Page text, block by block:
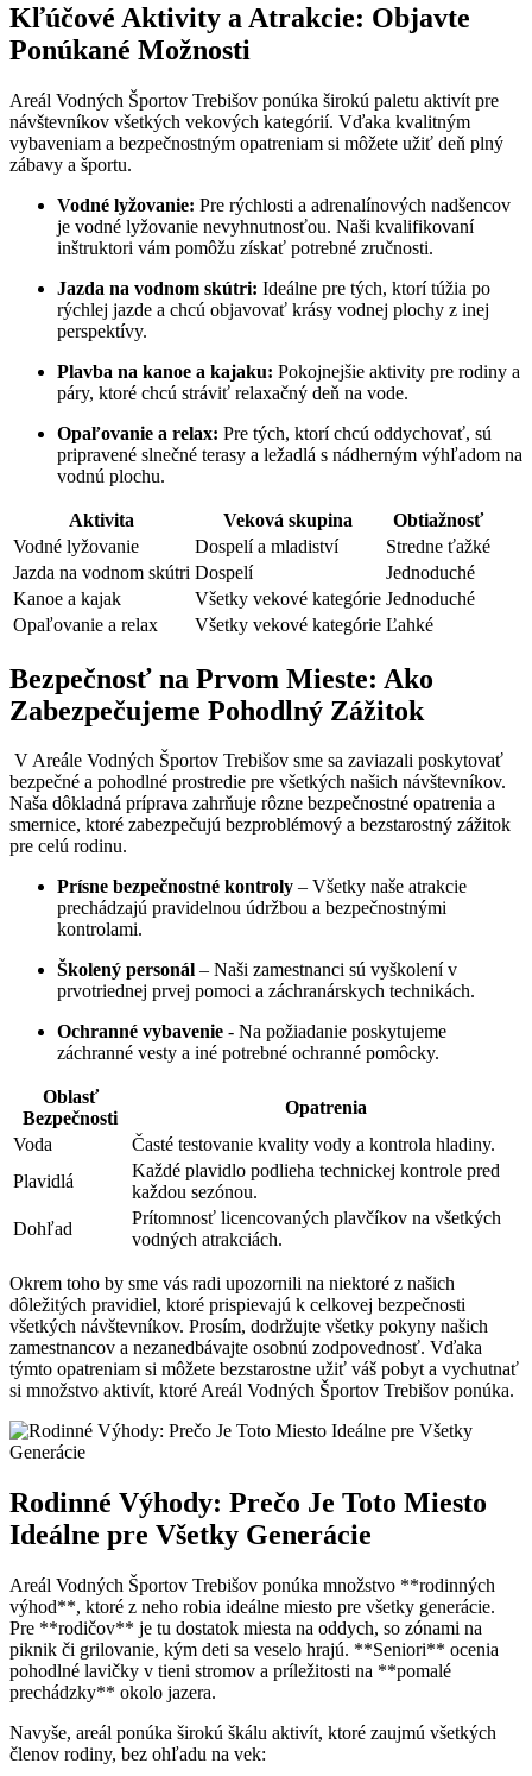
Kľúčové⁤ Aktivity a⁢ Atrakcie: Objavte
Ponúkané Možnosti
Areál Vodných Športov Trebišov ponúka širokú paletu aktivít pre
návštevníkov ⁣všetkých vekových kategórií. ​Vďaka⁣ kvalitným
vybaveniam a⁤ bezpečnostným opatreniam si môžete užiť deň plný
zábavy a športu.
Vodné lyžovanie: Pre rýchlosti a adrenalínových nadšencov
je vodné lyžovanie ‍nevyhnutnosťou. Naši kvalifikovaní
inštruktori vám ⁣pomôžu získať potrebné ⁤zručnosti.
Jazda na​ vodnom⁢ skútri: Ideálne pre tých, ktorí túžia po
rýchlej jazde a chcú objavovať krásy ⁣vodnej plochy z‌ inej​
perspektívy.
Plavba ⁢na kanoe a kajaku: Pokojnejšie aktivity pre rodiny a
páry, ktoré ‌chcú stráviť relaxačný ​deň na vode.
Opaľovanie ‍a relax: Pre tých, ktorí ​chcú oddychovať, sú
pripravené slnečné​ terasy a ležadlá s nádherným výhľadom na
vodnú plochu.
Aktivita Veková skupina
Obtiažnosť
Vodné⁣ lyžovanie
Dospelí a mladiství
Stredne ťažké
Jazda na vodnom skútri Dospelí
Jednoduché
Kanoe a⁤ kajak
Všetky vekové kategórie Jednoduché
Opaľovanie a relax
Všetky vekové kategórie Ľahké
Bezpečnosť na Prvom⁣ Mieste: Ako
Zabezpečujeme Pohodlný Zážitok
‍ V‌ Areále Vodných Športov Trebišov sme ​sa zaviazali poskytovať
bezpečné ⁣a pohodlné⁤ prostredie ‌pre ⁢všetkých‌ našich​ návštevníkov.⁤
Naša dôkladná ⁤príprava zahrňuje rôzne bezpečnostné opatrenia ‍a
smernice, ktoré zabezpečujú bezproblémový a bezstarostný zážitok
pre celú rodinu.
Prísne bezpečnostné kontroly – Všetky naše atrakcie
prechádzajú pravidelnou údržbou a bezpečnostnými
kontrolami.
Školený personál – Naši zamestnanci sú ⁢vyškolení v
⁤prvotriednej prvej pomoci⁢ a záchranárskych technikách.
Ochranné vybavenie ‍- Na požiadanie poskytujeme
záchranné vesty a iné potrebné ⁤ochranné pomôcky.
Oblasť
Bezpečnosti
Opatrenia
Voda
Časté testovanie kvality⁢ vody a ‍kontrola​ hladiny.
Plavidlá
Každé plavidlo podlieha technickej kontrole pred
‍každou sezónou.
Dohľad
Prítomnosť licencovaných​ plavčíkov na ⁤všetkých
vodných ⁣atrakciách.
Okrem toho by sme vás radi upozornili na niektoré z našich
dôležitých⁤ pravidiel, ktoré⁤ prispievajú k celkovej bezpečnosti
všetkých návštevníkov.​ Prosím, dodržujte ⁣všetky pokyny našich
zamestnancov a ⁢nezanedbávajte osobnú zodpovednosť. Vďaka
týmto opatreniam ‍si môžete bezstarostne užiť váš pobyt a vychutnať
si množstvo aktivít, ktoré Areál Vodných Športov Trebišov ponúka.
Rodinné Výhody: Prečo Je Toto Miesto
Ideálne pre‌ Všetky Generácie
Areál Vodných Športov Trebišov‌ ponúka⁤ množstvo **rodinných
výhod**, ktoré z neho robia ⁢ideálne miesto‍ pre všetky generácie.
Pre **rodičov**​ je tu dostatok miesta na oddych,​ so zónami na‍
piknik či grilovanie, kým deti sa veselo hrajú. **Seniori** ocenia
pohodlné‍ lavičky v tieni stromov a ‌príležitosti na **pomalé
prechádzky** okolo jazera.
Navyše, ‌areál ​ponúka širokú škálu aktivít, ktoré zaujmú všetkých
‍členov rodiny, bez ohľadu na vek: